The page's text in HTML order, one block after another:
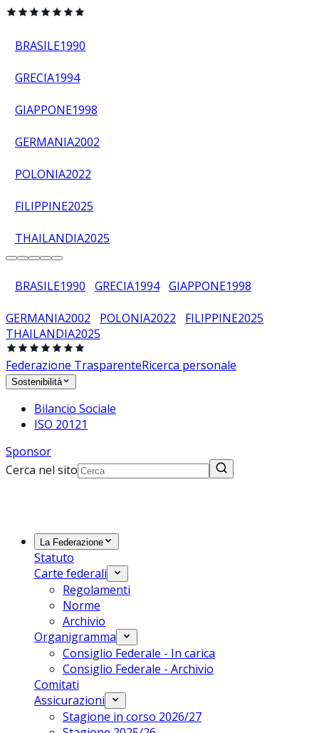
BRASILE1990
GRECIA1994
GIAPPONE1998
GERMANIA2002
POLONIA2022
FILIPPINE2025
THAILANDIA2025
BRASILE1990 GRECIA1994 GIAPPONE1998
GERMANIA2002 POLONIA2022 FILIPPINE2025
THAILANDIA2025
Federazione TrasparenteRicerca personale
Sostenibilità
Bilancio Sociale
ISO 20121
Sponsor
Cerca nel sito
La Federazione
Statuto
Carte federali
Regolamenti
Norme
Archivio
Organigramma
Consiglio Federale - In carica
Consiglio Federale - Archivio
Comitati
Assicurazioni
Stagione in corso 2026/27